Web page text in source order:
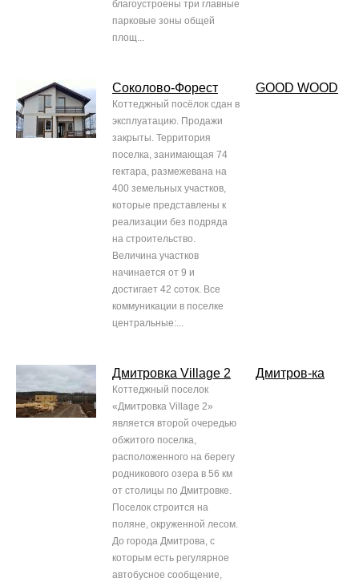
благоустроены три главные
парковые зоны общей
площ...
Соколово-Форест
Коттеджный посёлок сдан в
эксплуатацию. Продажи
закрыты. Территория
поселка, занимающая 74
гектара, размежевана на
400 земельных участков,
которые представлены к
реализации без подряда
на строительство.
Величина участков
начинается от 9 и
достигает 42 соток. Все
коммуникации в поселке
центральные:...
GOOD WOOD
Дмитровка Village 2
Коттеджный поселок
«Дмитровка Village 2»
является второй очередью
обжитого поселка,
расположенного на берегу
родникового озера в 56 км
от столицы по Дмитровке.
Поселок строится на
поляне, окруженной лесом.
До города Дмитрова, с
которым есть регулярное
автобусное сообщение,
Дмитров-ка